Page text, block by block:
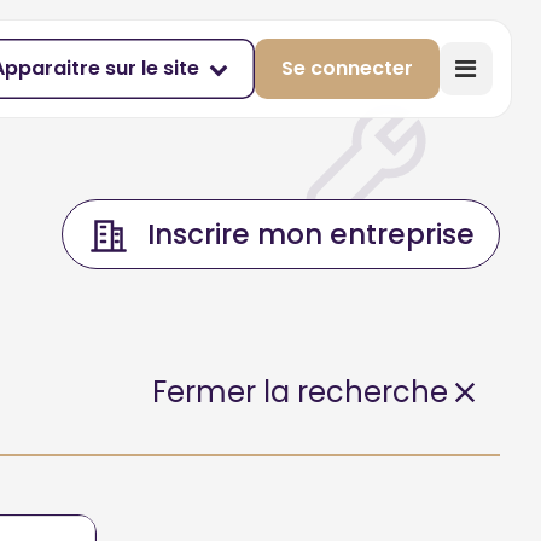
sur le site Se connecter
Inscrire mon entreprise
Fermer la recherche